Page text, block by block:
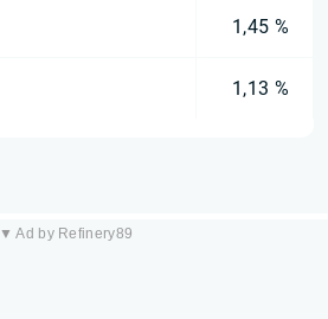
1,45 %
1,13 %
▼ Ad by Refinery89